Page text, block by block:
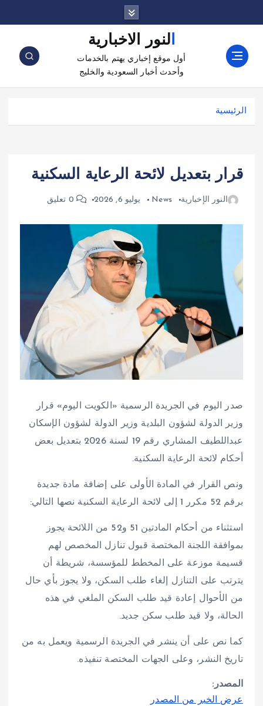
ز
النور الاخبارية
أول موقع إخباري يهتم بالخدمات
وأحدث أخبار السعودية والخليج
الرئيسية
قرار بتعديل لائحة الرعاية السكنية
النور الإخبارية News يوليو 6, 2026 0 تعليق
صدر اليوم في الجريدة الرسمية «الكويت اليوم» قرار
وزير الدولة لشؤون البلدية وزير الدولة لشؤون الإسكان
عبداللطيف المشاري رقم 19 لسنة 2026 بتعديل بعض
أحكام لائحة الرعاية السكنية.
ونص القرار في المادة الأولى على إضافة مادة جديدة
برقم 52 مكرر 1 إلى لائحة الرعاية السكنية نصها التالي:
استثناء من أحكام المادتين 51 و52 من اللائحة يجوز
بموافقة اللجنة المختصة قبول تنازل المخصص لهم
قسيمة موزعة على المخطط للمؤسسة، شريطة أن
يترتب على التنازل إلغاء طلب السكن، ولا يجوز بأي حال
من الأحوال إعادة قيد طلب السكن الملغي في هذه
الحالة، ولا قيد طلب سكن جديد.
كما نص على أن ينشر في الجريدة الرسمية ويعمل به من
تاريخ النشر، وعلى الجهات المختصة تنفيذه.
المصدر:
عرض الخبر من المصدر